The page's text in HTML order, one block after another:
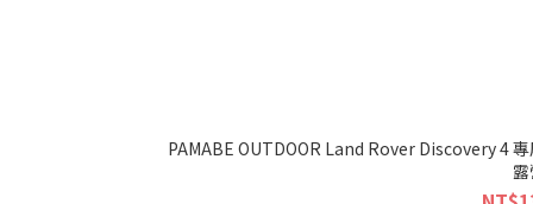
PAMABE OUTDOOR Land Rover Discovery 4